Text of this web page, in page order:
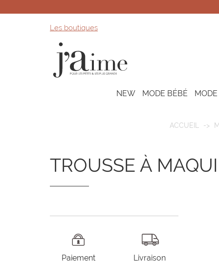
Les boutiques
NEW MODE BÉBÉ
ACCUEIL
TROUSSE À
Paiement
Livraison